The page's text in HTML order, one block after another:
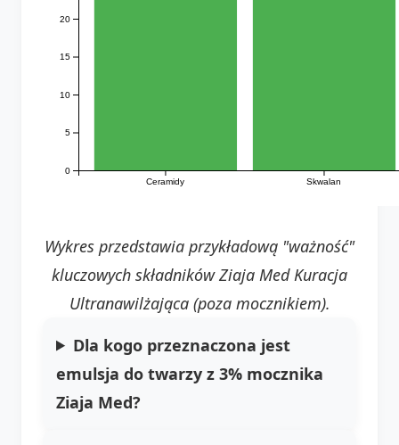
Ceramidy Skwalan
0
5
10
15
20
Wykres przedstawia przykładową "ważność"
kluczowych składników Ziaja Med Kuracja
Ultranawilżająca (poza mocznikiem).
Dla kogo przeznaczona jest
emulsja do twarzy z 3% mocznika
Ziaja Med?